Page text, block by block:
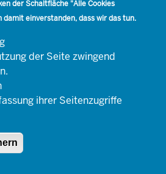
und Technik Nordrhein-Westfalen
der Schaltfläche "Alle Cookies
einverstanden, dass wir das tun.
der Seite zwingend
ihrer Seitenzugriffe